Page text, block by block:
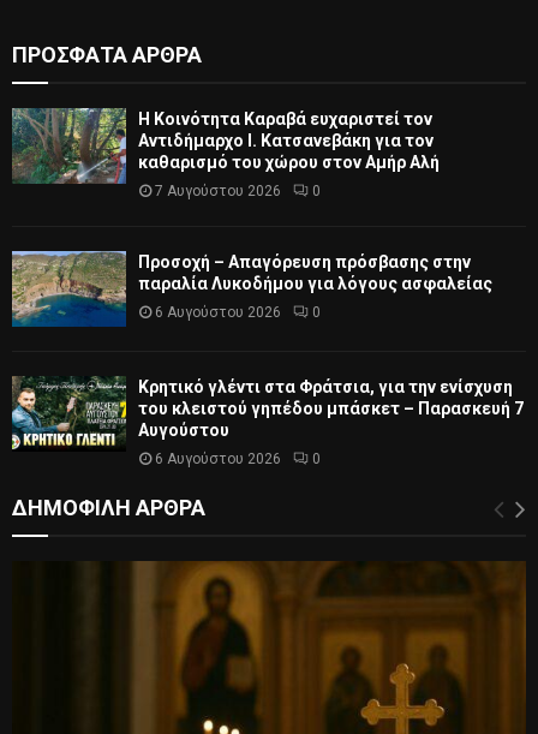
ΠΡΟΣΦΑΤΑ ΑΡΘΡΑ
Η Κοινότητα Καραβά ευχαριστεί τον
Αντιδήμαρχο Ι. Κατσανεβάκη για τον
καθαρισμό του χώρου στον Αμήρ Αλή
7 Αυγούστου 2026 0
Προσοχή – Απαγόρευση πρόσβασης στην
παραλία Λυκοδήμου για λόγους ασφαλείας
6 Αυγούστου 2026 0
Κρητικό γλέντι στα Φράτσια, για την ενίσχυση
του κλειστού γηπέδου μπάσκετ – Παρασκευή 7
Αυγούστου
6 Αυγούστου 2026 0
ΔΗΜΟΦΙΛΗ ΑΡΘΡΑ